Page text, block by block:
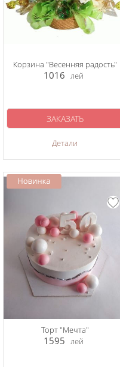
Корзина "Весенняя радость"
1016 лей
Детали
ЗАКАЗАТЬ
Торт "Мечта"
1595 лей